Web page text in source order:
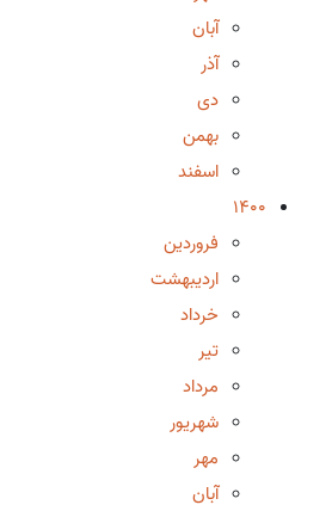
آبان
آذر
دی
بهمن
اسفند
1400
فروردین
اردیبهشت
خرداد
تیر
مرداد
شهریور
مهر
آبان